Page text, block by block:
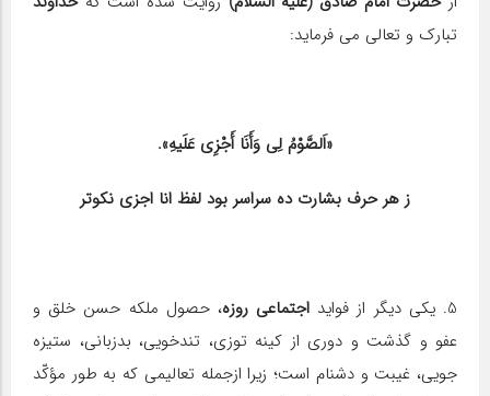
تبارك و تعالی می فرماید:
«اَلصَّوْمُ لِی وَأَنَا أَجْزِی عَلَیهِ».
ز هر حرف بشارت ده سراسر بود لفظ انا اجزی نكوتر
5. یكی دیگر از فواید اجتماعی روزه، حصول ملكه حسن خلق و
عفو و گذشت و دوری از كینه توزی، تندخویی، بدزبانی، ستیزه
جویی، غیبت و دشنام است؛ زیرا ازجمله تعالیمی كه به طور مؤكّد